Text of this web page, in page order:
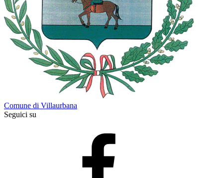
Comune di Villaurbana
Seguici su